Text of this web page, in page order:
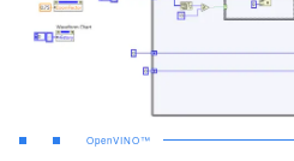
OpenVINO™